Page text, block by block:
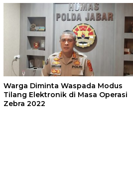
Warga Diminta Waspada Modus
Tilang Elektronik di Masa Operasi
Zebra 2022